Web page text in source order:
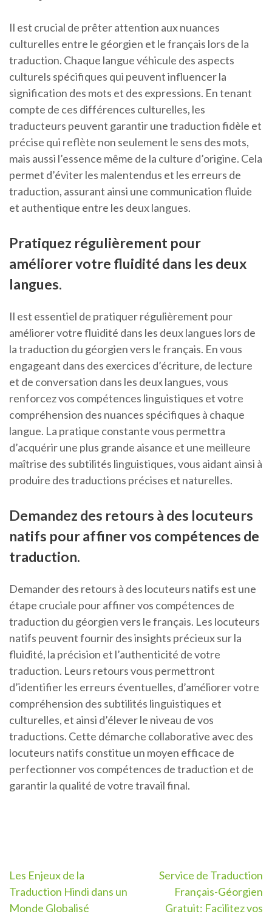
Il est crucial de prêter attention aux nuances
culturelles entre le géorgien et le français lors de la
traduction. Chaque langue véhicule des aspects
culturels spécifiques qui peuvent influencer la
signification des mots et des expressions. En tenant
compte de ces différences culturelles, les
traducteurs peuvent garantir une traduction fidèle et
précise qui reflète non seulement le sens des mots,
mais aussi l’essence même de la culture d’origine. Cela
permet d’éviter les malentendus et les erreurs de
traduction, assurant ainsi une communication fluide
et authentique entre les deux langues.
Pratiquez régulièrement pour
améliorer votre fluidité dans les deux
langues.
Il est essentiel de pratiquer régulièrement pour
améliorer votre fluidité dans les deux langues lors de
la traduction du géorgien vers le français. En vous
engageant dans des exercices d’écriture, de lecture
et de conversation dans les deux langues, vous
renforcez vos compétences linguistiques et votre
compréhension des nuances spécifiques à chaque
langue. La pratique constante vous permettra
d’acquérir une plus grande aisance et une meilleure
maîtrise des subtilités linguistiques, vous aidant ainsi à
produire des traductions précises et naturelles.
Demandez des retours à des locuteurs
natifs pour affiner vos compétences de
traduction.
Demander des retours à des locuteurs natifs est une
étape cruciale pour affiner vos compétences de
traduction du géorgien vers le français. Les locuteurs
natifs peuvent fournir des insights précieux sur la
fluidité, la précision et l’authenticité de votre
traduction. Leurs retours vous permettront
d’identifier les erreurs éventuelles, d’améliorer votre
compréhension des subtilités linguistiques et
culturelles, et ainsi d’élever le niveau de vos
traductions. Cette démarche collaborative avec des
locuteurs natifs constitue un moyen efficace de
perfectionner vos compétences de traduction et de
garantir la qualité de votre travail final.
Navigation
de
Les Enjeux de la
Traduction Hindi dans un
Monde Globalisé
Service de Traduction
Français-Géorgien
Gratuit: Facilitez vos